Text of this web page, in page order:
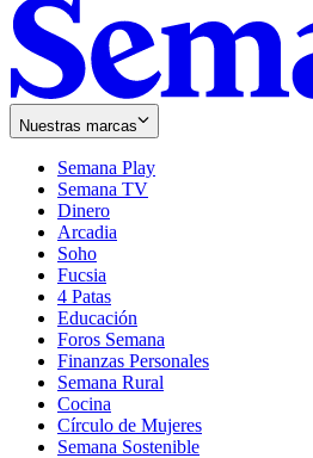
Nuestras marcas
Semana Play
Semana TV
Dinero
Arcadia
Soho
in
new
window
Fucsia
in
new
window
4 Patas
Educación
Foros Semana
Finanzas Personales
Semana Rural
Cocina
Círculo de Mujeres
Semana Sostenible